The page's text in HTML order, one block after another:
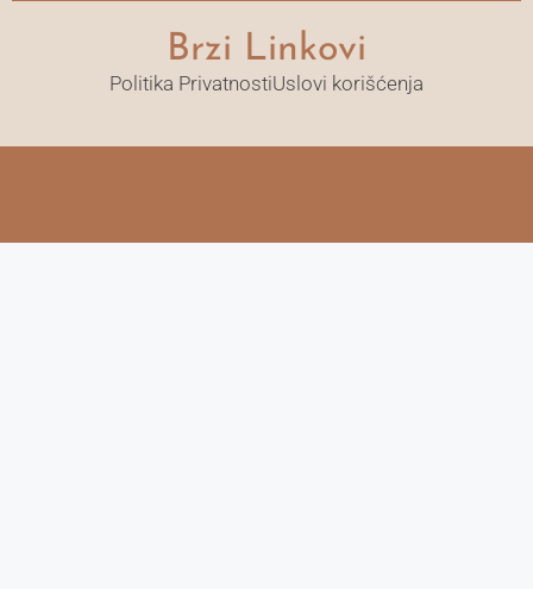
Brzi Linkovi
Politika PrivatnostiUslovi korišćenja